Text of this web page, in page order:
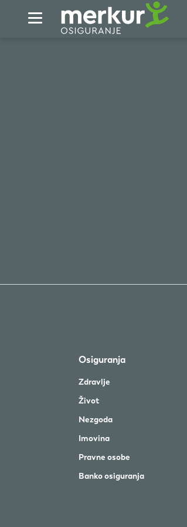
Osiguranja
Zdravlje
Život
Nezgoda
Imovina
Pravne osobe
Banko osiguranja